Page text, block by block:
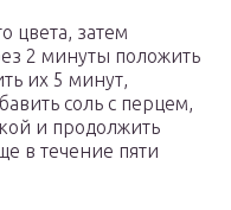
цвета, затем
2 минуты положить
их 5 минут,
соль с перцем,
и продолжить
в течение пяти